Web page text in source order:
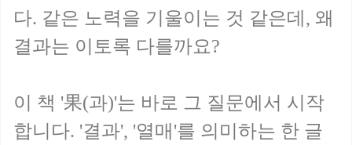
다. 같은 노력을 기울이는 것 같은데, 왜
결과는 이토록 다를까요?
이 책 '果(과)'는 바로 그 질문에서 시작
합니다. '결과', '열매'를 의미하는 한 글